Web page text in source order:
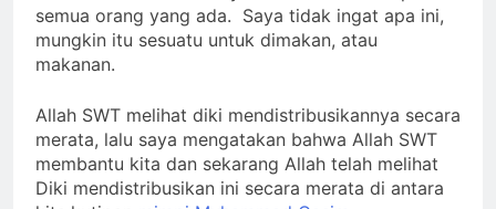
semua orang yang ada. Saya tidak ingat apa ini,
mungkin itu sesuatu untuk dimakan, atau
makanan.
Allah SWT melihat diki mendistribusikannya secara
merata, lalu saya mengatakan bahwa Allah SWT
membantu kita dan sekarang Allah telah melihat
Diki mendistribusikan ini secara merata di antara